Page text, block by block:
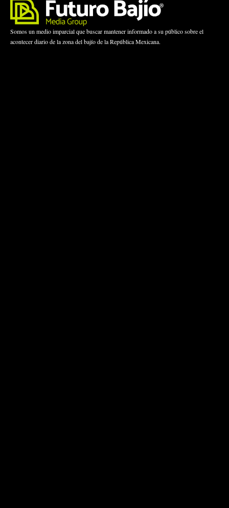
Somos un medio imparcial que buscar mantener informado a su público sobre el
acontecer diario de la zona del bajío de la República Mexicana.